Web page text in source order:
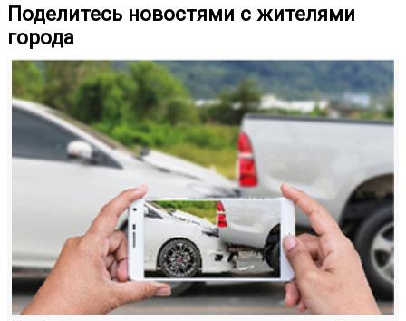
Поделитесь новостями с жителями
города